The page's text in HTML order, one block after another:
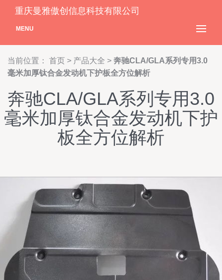
重庆曼雅傲创信息科技有限公司
MENU
当前位置： 首页 > 产品大全 > 奔驰CLA/GLA系列专用3.0
毫米加厚钛合金发动机下护板全方位解析
奔驰CLA/GLA系列专用3.0
毫米加厚钛合金发动机下护
板全方位解析